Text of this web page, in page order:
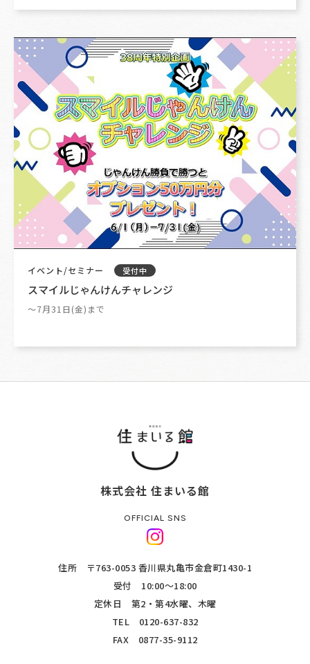
イベント/セミナー 受付中
スマイルじゃんけんチャレンジ
～7月31日(金)まで
株式会社 住まいる館
OFFICIAL SNS
住所 〒763-0053 香川県丸亀市金倉町1430-1
受付 10:00～18:00
定休日 第2・第4水曜、木曜
TEL 0120-637-832
FAX 0877-35-9112